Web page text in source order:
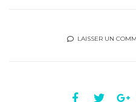
LAISSER UN